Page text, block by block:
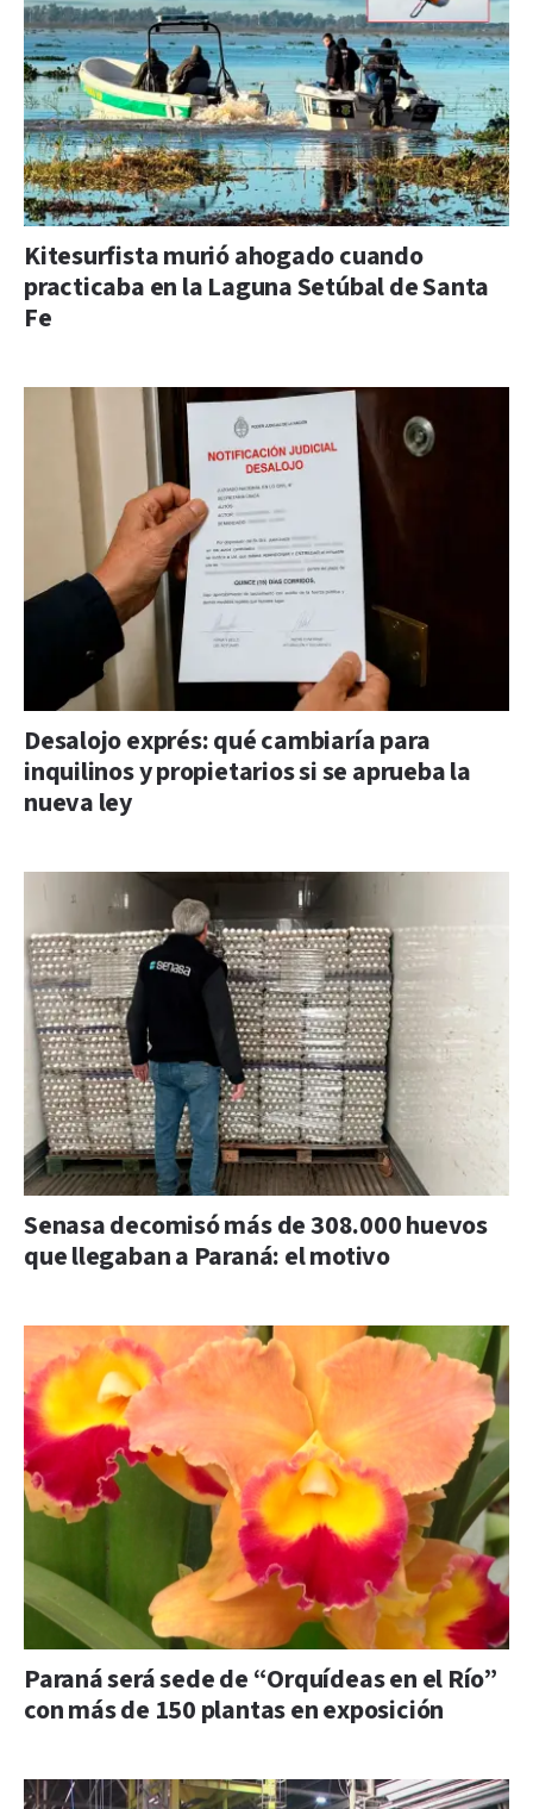
Kitesurfista murió ahogado cuando
practicaba en la Laguna Setúbal de Santa
Fe
Desalojo exprés: qué cambiaría para
inquilinos y propietarios si se aprueba la
nueva ley
Senasa decomisó más de 308.000 huevos
que llegaban a Paraná: el motivo
Paraná será sede de “Orquídeas en el Río”
con más de 150 plantas en exposición